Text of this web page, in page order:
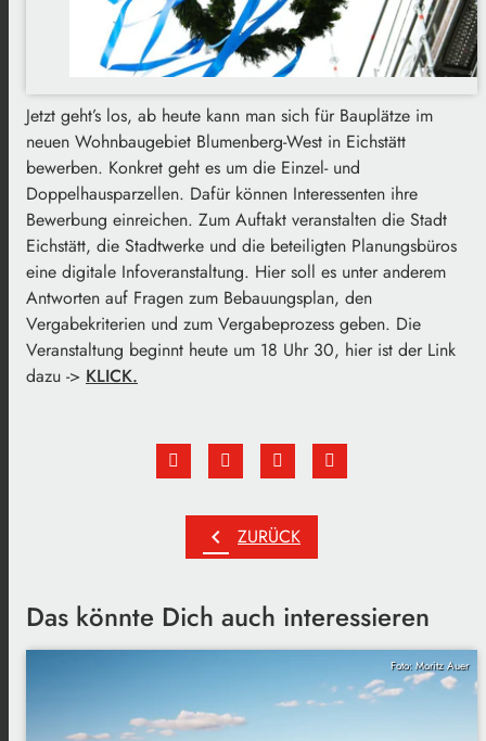
Jetzt geht’s los, ab heute kann man sich für Bauplätze im
neuen Wohnbaugebiet Blumenberg-West in Eichstätt
bewerben. Konkret geht es um die Einzel- und
Doppelhausparzellen. Dafür können Interessenten ihre
Bewerbung einreichen. Zum Auftakt veranstalten die Stadt
Eichstätt, die Stadtwerke und die beteiligten Planungsbüros
eine digitale Infoveranstaltung. Hier soll es unter anderem
Antworten auf Fragen zum Bebauungsplan, den
Vergabekriterien und zum Vergabeprozess geben. Die
Veranstaltung beginnt heute um 18 Uhr 30, hier ist der Link
dazu -> KLICK.
chevron_left ZURÜCK
Das könnte Dich auch interessieren
Foto: Moritz Auer